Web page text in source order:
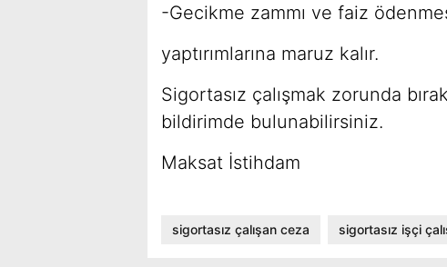
-Gecikme zammı ve faiz
yaptırımlarına maruz kalır.
Sigortasız çalışmak zorunda
bildirimde bulunabilirsiniz.
Maksat İstihdam
sigortasız çalışan ceza sigortasız işçi